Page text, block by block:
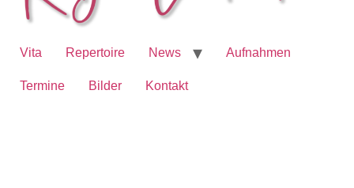
Vita Repertoire News Aufnahmen
Termine Bilder Kontakt